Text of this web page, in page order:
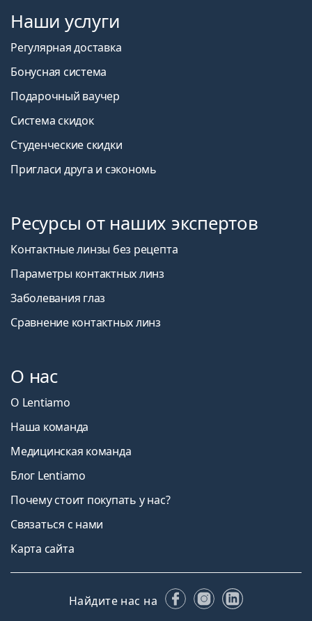
Наши услуги
Регулярная доставка
Бонусная система
Подарочный ваучер
Система скидок
Студенческие скидки
Пригласи друга и сэкономь
Ресурсы от наших экспертов
Контактные линзы без рецепта
Параметры контактных линз
Заболевания глаз
Сравнение контактных линз
О нас
О Lentiamo
Наша команда
Медицинская команда
Блог Lentiamo
Почему стоит покупать у нас?
Связаться с нами
Карта сайта
Найдите нас на FacebookInstagram
LinkedIn